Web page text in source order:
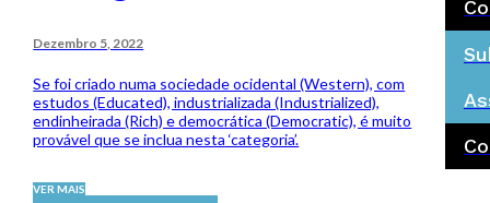
Dezembro 5, 2022
Se foi criado numa sociedade ocidental (Western), com
estudos (Educated), industrializada (Industrialized),
endinheirada (Rich) e democrática (Democratic), é muito
provável que se inclua nesta ‘categoria’.
VER MAIS